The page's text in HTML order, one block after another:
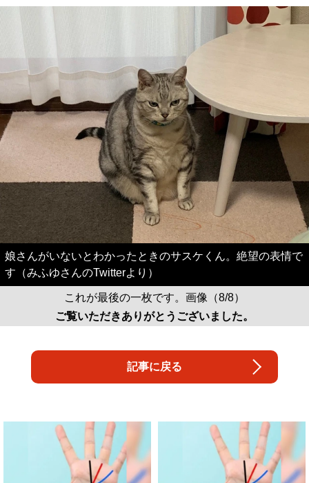
娘さんがいないとわかったときのサスケくん。絶望の表情で
す（みふゆさんのTwitterより）
これが最後の一枚です。画像（8/8）
ご覧いただきありがとうございました。
記事に戻る